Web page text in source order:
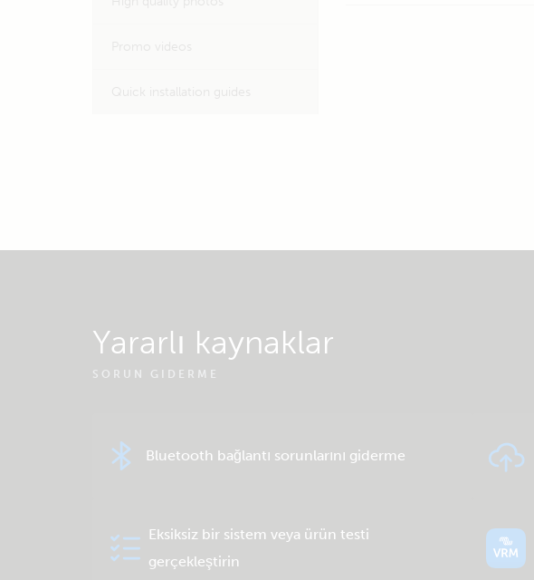
Yararlı kaynaklar
SORUN GIDERME
Bluetooth bağlantı sorunlarını giderme
Eksiksiz bir sistem veya ürün testi
gerçekleştirin